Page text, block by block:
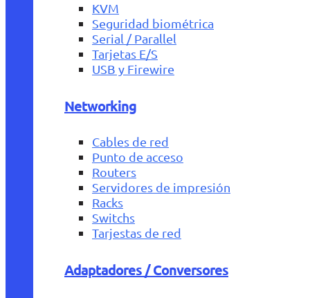
KVM
Seguridad biométrica
Serial / Parallel
Tarjetas E/S
USB y Firewire
Networking
Cables de red
Punto de acceso
Routers
Servidores de impresión
Racks
Switchs
Tarjestas de red
Adaptadores / Conversores